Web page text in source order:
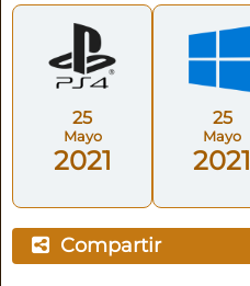
25
Mayo
2021
25
Mayo
2021
Compartir